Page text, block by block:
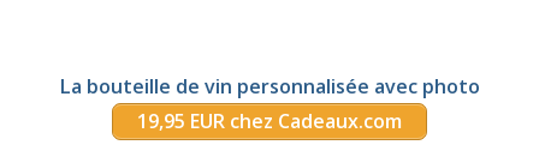
La bouteille de vin personnalisée avec photo
19,95 EUR chez Cadeaux.com